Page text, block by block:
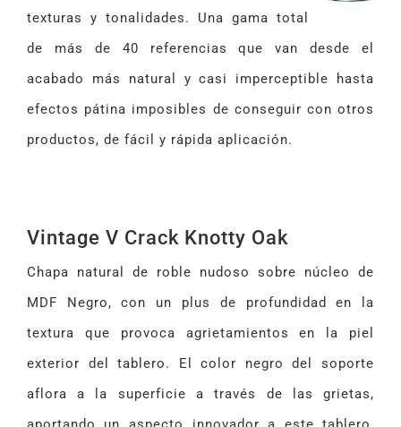
texturas y tonalidades. Una gama total
de más de 40 referencias que van desde el
acabado más natural y casi imperceptible hasta
efectos pátina imposibles de conseguir con otros
productos, de fácil y rápida aplicación.
Vintage V Crack Knotty Oak
Chapa natural de roble nudoso sobre núcleo de
MDF Negro, con un plus de profundidad en la
textura que provoca agrietamientos en la piel
exterior del tablero. El color negro del soporte
aflora a la superficie a través de las grietas,